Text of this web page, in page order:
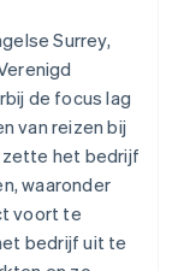
Surrey,
de focus lag
van reizen bij
het bedrijf
waaronder
voort te
bedrijf uit te